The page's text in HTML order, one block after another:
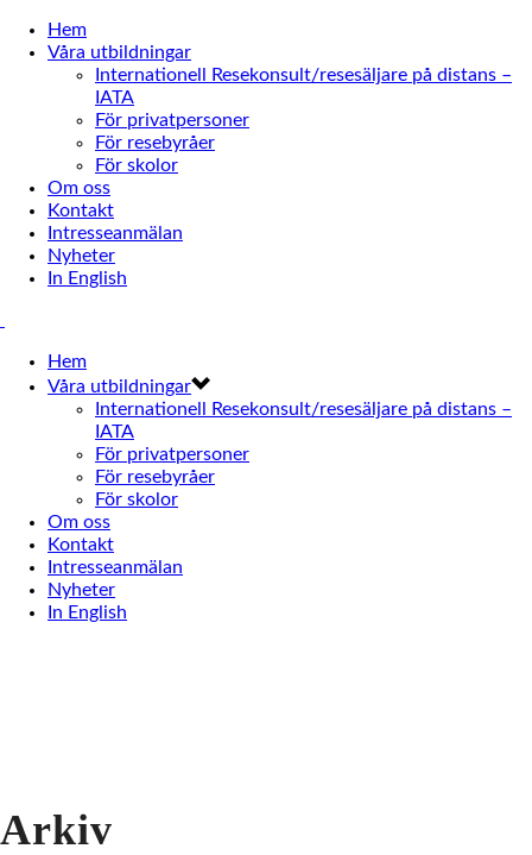
Hem
Våra utbildningar
Internationell Resekonsult/resesäljare på distans –
IATA
För privatpersoner
För resebyråer
För skolor
Om oss
Kontakt
Intresseanmälan
Nyheter
In English
Hem
Våra utbildningar
Internationell Resekonsult/resesäljare på distans –
IATA
För privatpersoner
För resebyråer
För skolor
Om oss
Kontakt
Intresseanmälan
Nyheter
In English
Arkiv